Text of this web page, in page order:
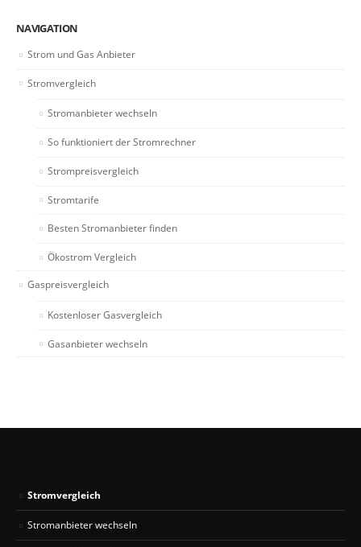
NAVIGATION
Strom und Gas Anbieter
Stromvergleich
Stromanbieter wechseln
So funktioniert der Stromrechner
Strompreisvergleich
Stromtarife
Besten Stromanbieter finden
Ökostrom Vergleich
Gaspreisvergleich
Kostenloser Gasvergleich
Gasanbieter wechseln
Stromvergleich
Stromanbieter wechseln